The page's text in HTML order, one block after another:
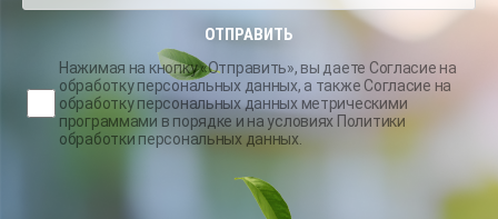
ОТПРАВИТЬ
Нажимая на кнопку «Отправить», вы даете Согласие на
обработку персональных данных, а также Согласие на
обработку персональных данных метрическими
программами в порядке и на условиях Политики
обработки персональных данных